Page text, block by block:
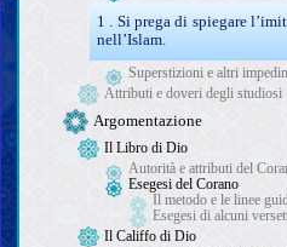
1 . Si prega di spiegare
nell’Islam.
Superstizioni e altri
Attributi e doveri degli studiosi
Argomentazione
Il Libro di Dio
Autorità e attributi del
Esegesi del Corano
Il metodo e le linee
Esegesi di alcuni
Il Califfo di Dio